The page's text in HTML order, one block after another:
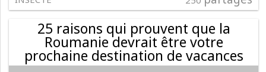
25 raisons qui prouvent que la
Roumanie devrait être votre
prochaine destination de vacances